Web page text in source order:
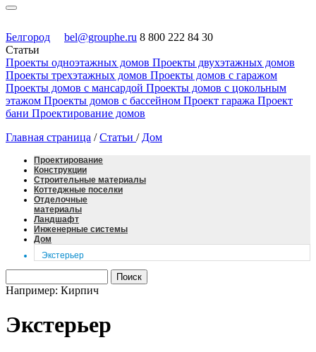
Белгород bel@grouphe.ru 8 800 222 84 30
Статьи
Проекты одноэтажных домов Проекты двухэтажных домов
Проекты трехэтажных домов Проекты домов с гаражом
Проекты домов с мансардой Проекты домов с цокольным
этажом Проекты домов с бассейном Проект гаража Проект
бани Проектирование домов
Главная страница / Статьи / Дом
Проектирование
Конструкции
Строительные материалы
Коттеджные поселки
Отделочные
материалы
Ландшафт
Инженерные системы
Дом
Экстерьер
Например: Кирпич
Экстерьер